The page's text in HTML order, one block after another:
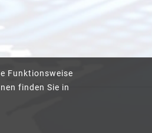
Funktionsweise
finden Sie in